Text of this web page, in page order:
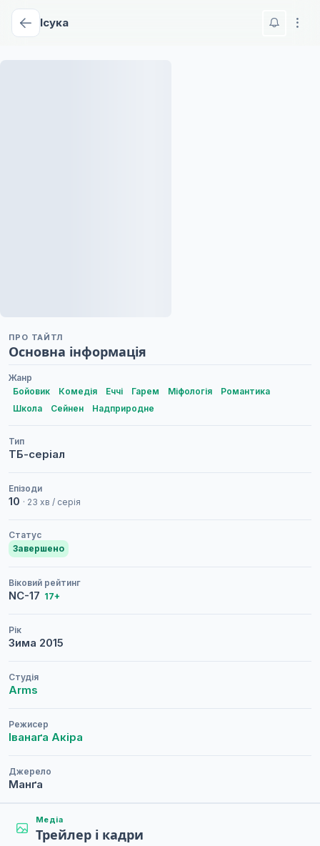
Ісука
ПРО ТАЙТЛ
Основна інформація
Жанр
Бойовик
Комедія Еччі Гарем Міфологія
Романтика
Школа
Сейнен Надприродне
Тип
ТБ-серіал
Епізоди
10 · 23 хв / серія
Статус
Завершено
Віковий рейтинг
NC-17 17+
Рік
Зима 2015
Студія
Arms
Режисер
Іванаґа Акіра
Джерело
Манґа
Медіа
Трейлер і кадри